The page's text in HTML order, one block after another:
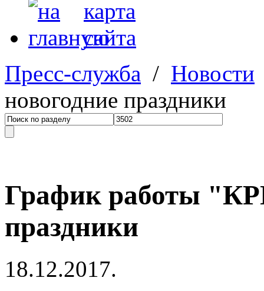
Пресс-служба / Новости
новогодние праздники
График работы
праздники
18.12.2017.